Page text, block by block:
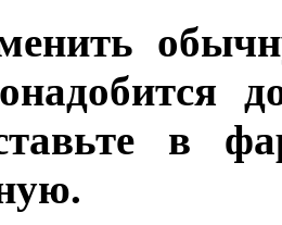
в